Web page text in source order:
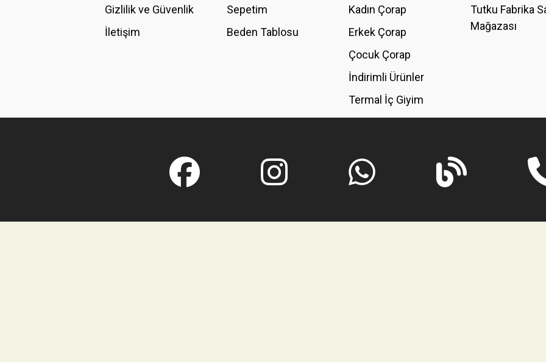
Gizlilik ve Güvenlik
İletişim
Sepetim
Beden Tablosu
Kadın Çorap
Erkek Çorap
Çocuk Çorap
İndirimli Ürünler
Termal İç Giyim
Tutku Fabrika
Mağazası